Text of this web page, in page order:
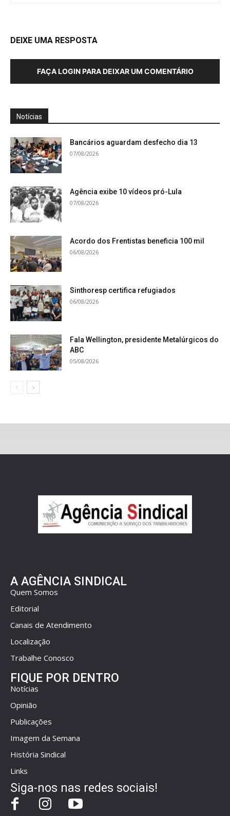
DEIXE UMA RESPOSTA
FAÇA LOGIN PARA DEIXAR UM COMENTÁRIO
Notícias
Bancários aguardam desfecho dia 13
07/08/2026
Agência exibe 10 vídeos pró-Lula
07/08/2026
Acordo dos Frentistas beneficia 100 mil
06/08/2026
Sinthoresp certifica refugiados
06/08/2026
Fala Wellington, presidente Metalúrgicos do
ABC
05/08/2026
A AGÊNCIA SINDICAL
Quem Somos
Editorial
Canais de Atendimento
Localização
Trabalhe Conosco
FIQUE POR DENTRO
Notícias
Opinião
Publicações
Imagem da Semana
História Sindical
Links
Siga-nos nas redes sociais!